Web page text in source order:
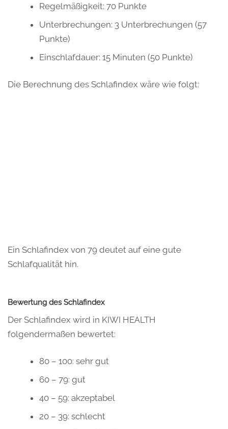
Regelmäßigkeit: 70 Punkte
Unterbrechungen: 3 Unterbrechungen (57
Punkte)
Einschlafdauer: 15 Minuten (50 Punkte)
Die Berechnung des Schlafindex wäre wie folgt:
Ein Schlafindex von 79 deutet auf eine gute
Schlafqualität hin.
Bewertung des Schlafindex
Der Schlafindex wird in KIWI HEALTH
folgendermaßen bewertet:
80 – 100: sehr gut
60 – 79: gut
40 – 59: akzeptabel
20 – 39: schlecht